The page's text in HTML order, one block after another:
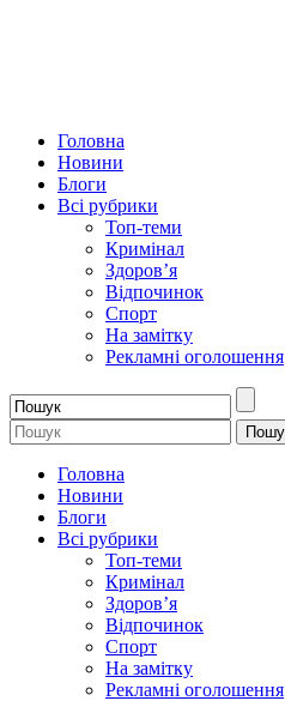
Головна
Новини
Блоги
Всі рубрики
Топ-теми
Кримінал
Здоров’я
Відпочинок
Спорт
На замітку
Рекламні оголошення
Головна
Новини
Блоги
Всі рубрики
Топ-теми
Кримінал
Здоров’я
Відпочинок
Спорт
На замітку
Рекламні оголошення